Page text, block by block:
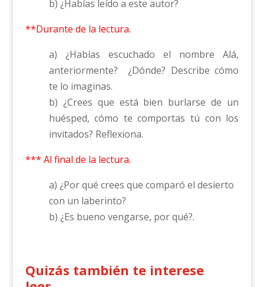
b) ¿Habías leído a este autor?
**Durante de la lectura.
a) ¿Habías escuchado el nombre Alá,
anteriormente? ¿Dónde? Describe cómo
te lo imaginas.
b) ¿Crees que está bien burlarse de un
huésped, cómo te comportas tú con los
invitados? Reflexiona.
*** Al final de la lectura.
a) ¿Por qué crees que comparó el desierto
con un laberinto?
b) ¿Es bueno vengarse, por qué?.
Quizás también te interese